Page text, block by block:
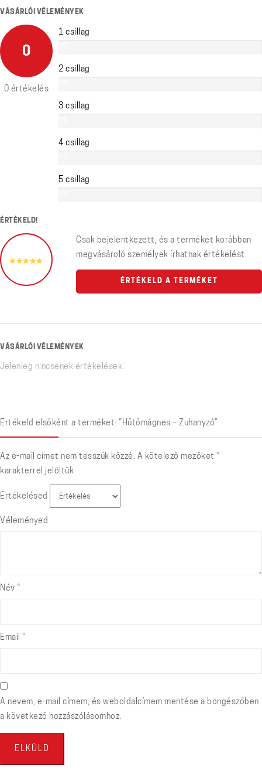
VÁSÁRLÓI VÉLEMÉNYEK
0
0 értékelés
1 csillag
2 csillag
3 csillag
4 csillag
5 csillag
ÉRTÉKELD!
Csak bejelentkezett, és a terméket korábban
megvásároló személyek írhatnak értékelést.
ÉRTÉKELD A TERMÉKET
VÁSÁRLÓI VÉLEMÉNYEK
Jelenleg nincsenek értékelések.
Értékeld elsőként a terméket: “Hűtőmágnes – Zuhanyzó”
Az e-mail címet nem tesszük közzé. A kötelező mezőket *
karakterrel jelöltük
Értékelésed
Véleményed
Név *
Email *
A nevem, e-mail címem, és weboldalcímem mentése a böngészőben
a következő hozzászólásomhoz.